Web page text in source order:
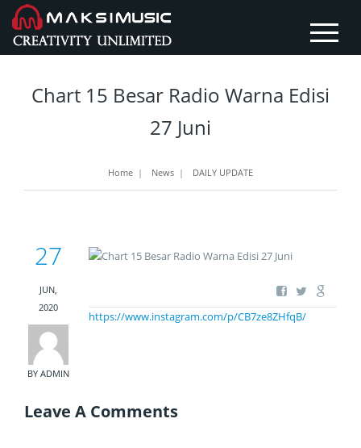
Chart 15 Besar Radio Warna Edisi
27 Juni
Home | News | DAILY UPDATE
27
JUN,
2020
BY ADMIN
https://www.instagram.com/p/CB7ze8ZHfqB/
Leave A Comments